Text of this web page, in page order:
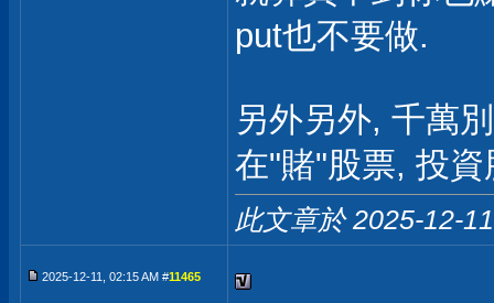
put也不要做.
另外另外, 千萬
在"賭"股票, 投
此文章於 2025-12-
2025-12-11, 02:15 AM #11465